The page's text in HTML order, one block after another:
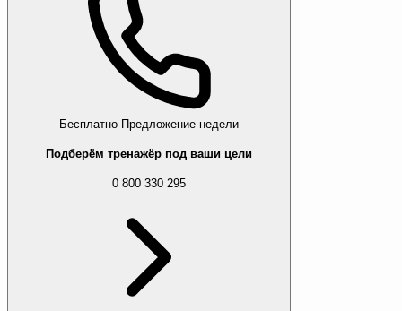
Бесплатно Предложение недели
Подберём тренажёр под ваши цели
0 800 330 295